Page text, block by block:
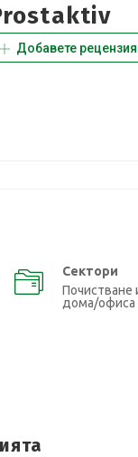
Добавете рецензия
Сектори
Почистване
дома/офиса